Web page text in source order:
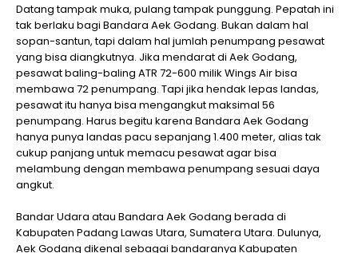
Datang tampak muka, pulang tampak punggung. Pepatah ini
tak berlaku bagi Bandara Aek Godang. Bukan dalam hal
sopan-santun, tapi dalam hal jumlah penumpang pesawat
yang bisa diangkutnya. Jika mendarat di Aek Godang,
pesawat baling-baling ATR 72-600 milik Wings Air bisa
membawa 72 penumpang. Tapi jika hendak lepas landas,
pesawat itu hanya bisa mengangkut maksimal 56
penumpang. Harus begitu karena Bandara Aek Godang
hanya punya landas pacu sepanjang 1.400 meter, alias tak
cukup panjang untuk memacu pesawat agar bisa
melambung dengan membawa penumpang sesuai daya
angkut.
Bandar Udara atau Bandara Aek Godang berada di
Kabupaten Padang Lawas Utara, Sumatera Utara. Dulunya,
Aek Godang dikenal sebagai bandaranya Kabupaten